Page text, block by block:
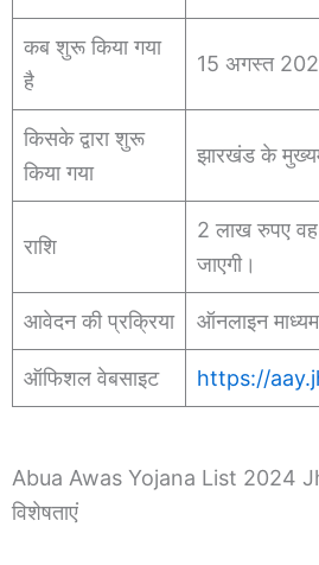
कब शुरू किया गया
है
15 अगस्त
किसके द्वारा शुरू
किया गया
झारखंड के
राशि
2 लाख रुपए वह
जाएगी।
आवेदन की प्रक्रिया ऑनलाइन
ऑफिशल वेबसाइट https://
Abua Awas Yojana List 2024
विशेषताएं